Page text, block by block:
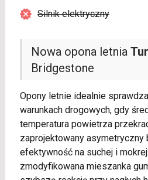
Nowa opona letnia
Bridgestone
Opony letnie idealnie
warunkach drogowych, gdy
temperatura powietrza
zaprojektowany
efektywność na suchej i
zmodyfikowana mieszanka
Silnik elektryczny